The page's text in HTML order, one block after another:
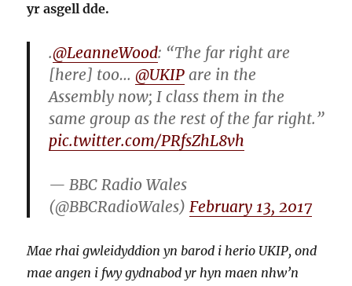
yr asgell dde.
.@LeanneWood: “The far right are
[here] too…@UKIP are in the
Assembly now; I class them in the
same group as the rest of the far right.”
pic.twitter.com/PRfsZhL8vh
— BBC Radio Wales
(@BBCRadioWales)February 13, 2017
Mae rhai gwleidyddion yn barod i herio UKIP, ond
mae angen i fwy gydnabod yr hyn maen nhw’n